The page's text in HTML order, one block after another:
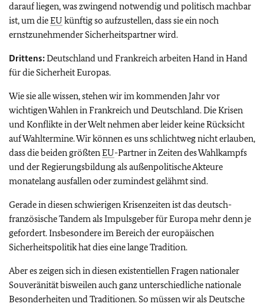
darauf liegen, was zwingend notwendig und politisch machbar
ist, um dieEU künftig so aufzustellen, dass sie ein noch
ernstzunehmender Sicherheitspartner wird.
Drittens:Deutschland und Frankreich arbeiten Hand in Hand
für die Sicherheit Europas.
Wie sie alle wissen, stehen wir im kommenden Jahr vor
wichtigen Wahlen in Frankreich und Deutschland. Die Krisen
und Konflikte in der Welt nehmen aber leider keine Rücksicht
auf Wahltermine. Wir können es uns schlichtweg nicht erlauben,
dass die beiden größtenEU-Partner in Zeiten des Wahlkampfs
und der Regierungsbildung als außenpolitische Akteure
monatelang ausfallen oder zumindest gelähmt sind.
Gerade in diesen schwierigen Krisenzeiten ist das deutsch-
französische Tandem als Impulsgeber für Europa mehr denn je
gefordert. Insbesondere im Bereich der europäischen
Sicherheitspolitik hat dies eine lange Tradition.
Aber es zeigen sich in diesen existentiellen Fragen nationaler
Souveränität bisweilen auch ganz unterschiedliche nationale
Besonderheiten und Traditionen. So müssen wir als Deutsche